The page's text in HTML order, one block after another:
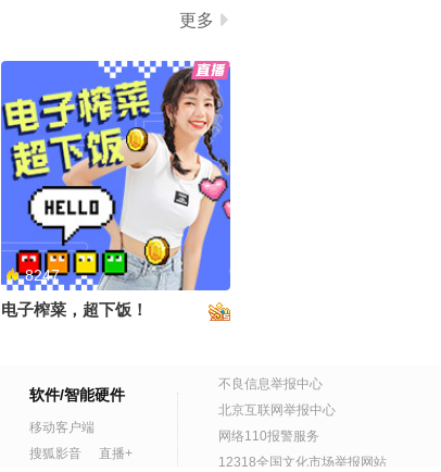
更多
8247
电子榨菜，超下饭！
软件/智能硬件
移动客户端
搜狐影音
直播+
不良信息举报中心
北京互联网举报中心
网络110报警服务
12318全国文化市场举报网站